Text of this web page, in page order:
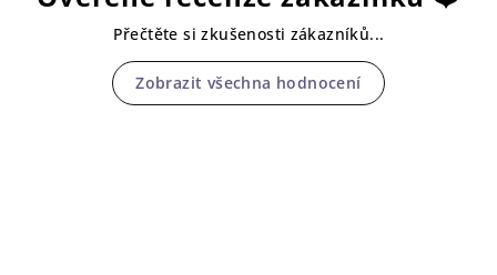
Přečtěte si zkušenosti zákazníků...
Zobrazit všechna hodnocení